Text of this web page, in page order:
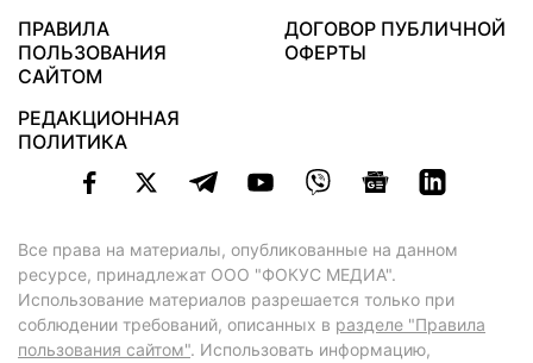
ПРАВИЛА
ПОЛЬЗОВАНИЯ
САЙТОМ
ДОГОВОР ПУБЛИЧНОЙ
ОФЕРТЫ
РЕДАКЦИОННАЯ
ПОЛИТИКА
Все права на материалы, опубликованные на данном
ресурсе, принадлежат ООО "ФОКУС МЕДИА".
Использование материалов разрешается только при
соблюдении требований, описанных в разделе "Правила
пользования сайтом". Использовать информацию,